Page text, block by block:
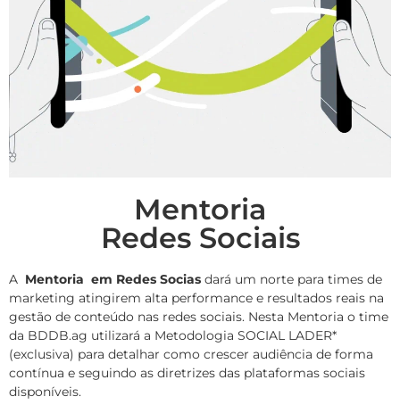
Mentoria
Redes Sociais
A Mentoria em Redes Socias dará um norte para times de
marketing atingirem alta performance e resultados reais na
gestão de conteúdo nas redes sociais. Nesta Mentoria o time
da BDDB.ag utilizará a Metodologia SOCIAL LADER*
(exclusiva) para detalhar como crescer audiência de forma
contínua e seguindo as diretrizes das plataformas sociais
disponíveis.